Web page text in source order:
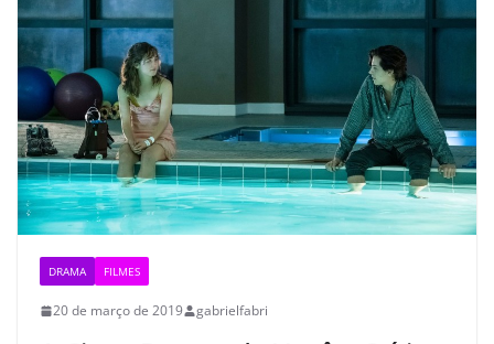
DRAMA FILMES
20 de março de 2019 gabrielfabri